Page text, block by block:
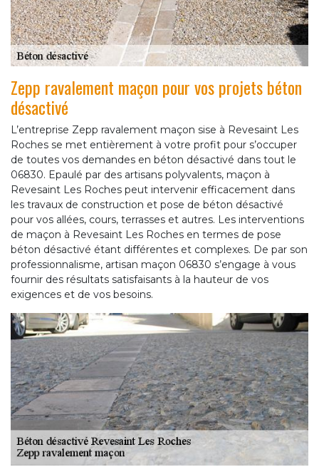
Zepp ravalement maçon pour vos projets béton
désactivé
L’entreprise Zepp ravalement maçon sise à Revesaint Les
Roches se met entièrement à votre profit pour s’occuper
de toutes vos demandes en béton désactivé dans tout le
06830. Epaulé par des artisans polyvalents, maçon à
Revesaint Les Roches peut intervenir efficacement dans
les travaux de construction et pose de béton désactivé
pour vos allées, cours, terrasses et autres. Les interventions
de maçon à Revesaint Les Roches en termes de pose
béton désactivé étant différentes et complexes. De par son
professionnalisme, artisan maçon 06830 s’engage à vous
fournir des résultats satisfaisants à la hauteur de vos
exigences et de vos besoins.